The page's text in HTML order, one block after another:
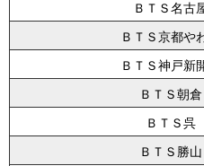
ＢＴＳ名古
ＢＴＳ京都や
ＢＴＳ神戸新
ＢＴＳ朝倉
ＢＴＳ呉
ＢＴＳ勝山